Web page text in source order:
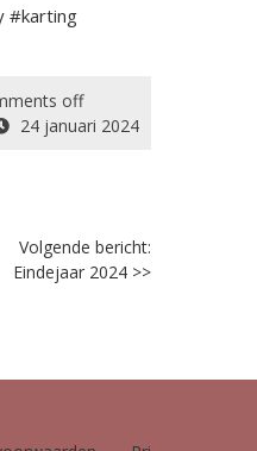
#karting
off
24 januari 2024
Volgende bericht:
Eindejaar 2024 >>